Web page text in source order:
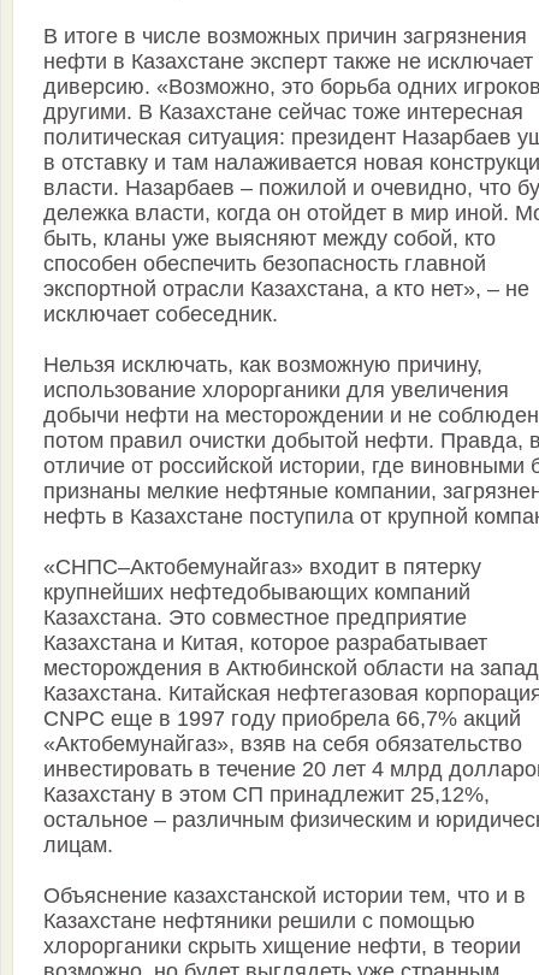
В итоге в числе возможных причин загрязнения
нефти в Казахстане эксперт также не исключает
диверсию. «Возможно, это борьба одних
другими. В Казахстане сейчас тоже интересная
политическая ситуация: президент Назарбаев
в отставку и там налаживается новая
власти. Назарбаев – пожилой и очевидно, что
дележка власти, когда он отойдет в мир иной.
быть, кланы уже выясняют между собой, кто
способен обеспечить безопасность главной
экспортной отрасли Казахстана, а кто нет», – не
исключает собеседник.
Нельзя исключать, как возможную причину,
использование хлорорганики для увеличения
добычи нефти на месторождении и не
потом правил очистки добытой нефти. Правда,
отличие от российской истории, где виновными
признаны мелкие нефтяные компании,
нефть в Казахстане поступила от крупной
«СНПС–Актобемунайгаз» входит в пятерку
крупнейших нефтедобывающих компаний
Казахстана. Это совместное предприятие
Казахстана и Китая, которое разрабатывает
месторождения в Актюбинской области на
Казахстана. Китайская нефтегазовая
CNPC еще в 1997 году приобрела 66,7% акций
«Актобемунайгаз», взяв на себя обязательство
инвестировать в течение 20 лет 4 млрд
Казахстану в этом СП принадлежит 25,12%,
остальное – различным физическим и
лицам.
Объяснение казахстанской истории тем, что и в
Казахстане нефтяники решили с помощью
хлорорганики скрыть хищение нефти, в теории